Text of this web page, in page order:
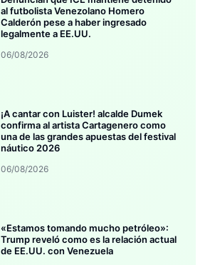
al futbolista Venezolano Homero
Calderón pese a haber ingresado
legalmente a EE.UU.
06/08/2026
¡A cantar con Luister! alcalde Dumek
confirma al artista Cartagenero como
una de las grandes apuestas del festival
náutico 2026
06/08/2026
«Estamos tomando mucho petróleo»:
Trump reveló como es la relación actual
de EE.UU. con Venezuela